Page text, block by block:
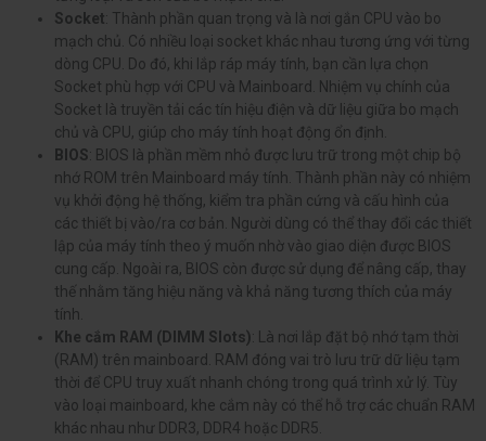
Socket: Thành phần quan trọng và là nơi gắn CPU vào bo
mạch chủ. Có nhiều loại socket khác nhau tương ứng với từng
dòng CPU. Do đó, khi lắp ráp máy tính, bạn cần lựa chọn
Socket phù hợp với CPU và Mainboard. Nhiệm vụ chính của
Socket là truyền tải các tín hiệu điện và dữ liệu giữa bo mạch
chủ và CPU, giúp cho máy tính hoạt động ổn định.
BIOS: BIOS là phần mềm nhỏ được lưu trữ trong một chip bộ
nhớ ROM trên Mainboard máy tính. Thành phần này có nhiệm
vụ khởi động hệ thống, kiểm tra phần cứng và cấu hình của
các thiết bị vào/ra cơ bản. Người dùng có thể thay đổi các thiết
lập của máy tính theo ý muốn nhờ vào giao diện được BIOS
cung cấp. Ngoài ra, BIOS còn được sử dụng để nâng cấp, thay
thế nhằm tăng hiệu năng và khả năng tương thích của máy
tính.
Khe cắm RAM (DIMM Slots): Là nơi lắp đặt bộ nhớ tạm thời
(RAM) trên mainboard. RAM đóng vai trò lưu trữ dữ liệu tạm
thời để CPU truy xuất nhanh chóng trong quá trình xử lý. Tùy
vào loại mainboard, khe cắm này có thể hỗ trợ các chuẩn RAM
khác nhau như DDR3, DDR4 hoặc DDR5.